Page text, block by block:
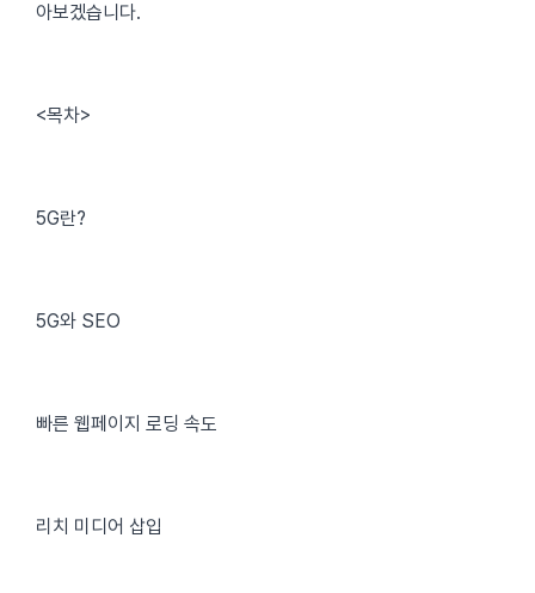
아보겠습니다.
<목차>
5G란?
5G와 SEO
빠른 웹페이지 로딩 속도
리치 미디어 삽입